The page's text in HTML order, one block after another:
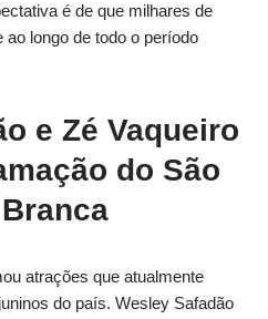
é de que milhares de
longo de todo o período
e Zé Vaqueiro
do São
atrações que atualmente
do país. Wesley Safadão